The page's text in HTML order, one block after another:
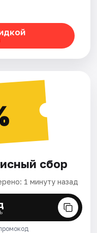
сбор
1 минуту назад